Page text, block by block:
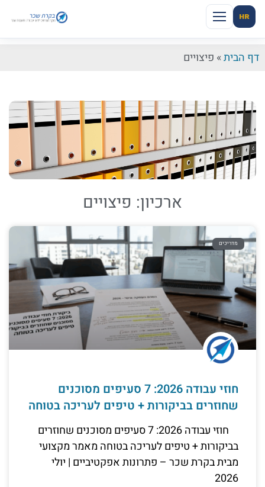
HR
דף הבית» פיצויים
ארכיון: פיצויים
מדריכים
חוזי עבודה 2026: 7 סעיפים מסוכנים
שחוזרים בביקורות + טיפים לעריכה בטוחה
חוזי עבודה 2026: 7 סעיפים מסוכנים שחוזרים
בביקורות + טיפים לעריכה בטוחה מאמר מקצועי
מבית בקרת שכר – פתרונות אפקטיביים | יולי
2026